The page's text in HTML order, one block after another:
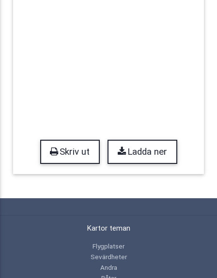
Skriv ut Ladda ner
Kartor teman
Flygplatser
Sevärdheter
Andra